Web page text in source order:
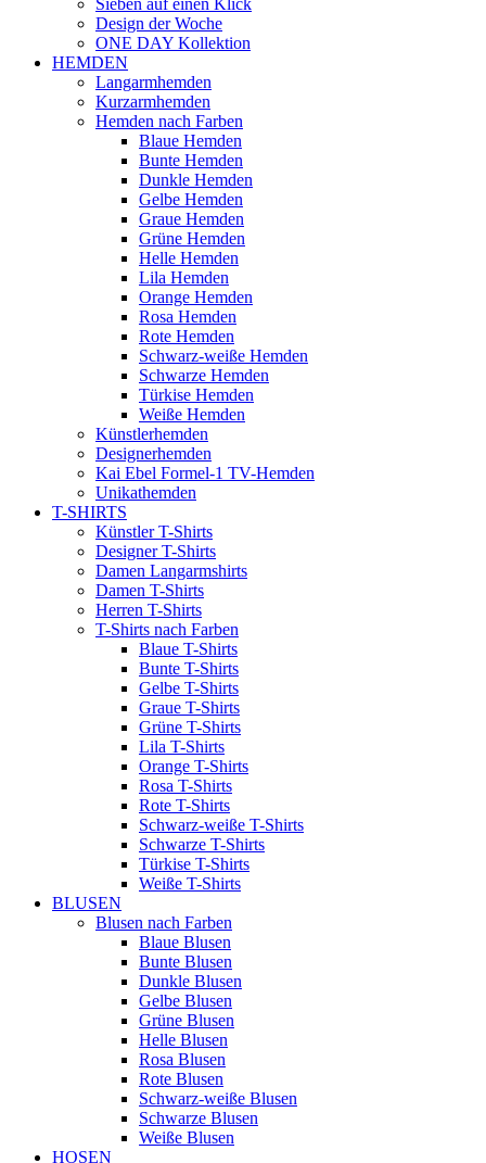
Design der Woche
ONE DAY Kollektion
HEMDEN
Langarmhemden
Kurzarmhemden
Hemden nach Farben
Blaue Hemden
Bunte Hemden
Dunkle Hemden
Gelbe Hemden
Graue Hemden
Grüne Hemden
Helle Hemden
Lila Hemden
Orange Hemden
Rosa Hemden
Rote Hemden
Schwarz-weiße Hemden
Schwarze Hemden
Türkise Hemden
Weiße Hemden
Künstlerhemden
Designerhemden
Kai Ebel Formel-1 TV-Hemden
Unikathemden
T-SHIRTS
Künstler T-Shirts
Designer T-Shirts
Damen Langarmshirts
Damen T-Shirts
Herren T-Shirts
T-Shirts nach Farben
Blaue T-Shirts
Bunte T-Shirts
Gelbe T-Shirts
Graue T-Shirts
Grüne T-Shirts
Lila T-Shirts
Orange T-Shirts
Rosa T-Shirts
Rote T-Shirts
Schwarz-weiße T-Shirts
Schwarze T-Shirts
Türkise T-Shirts
Weiße T-Shirts
BLUSEN
Blusen nach Farben
Blaue Blusen
Bunte Blusen
Dunkle Blusen
Gelbe Blusen
Grüne Blusen
Helle Blusen
Rosa Blusen
Rote Blusen
Schwarz-weiße Blusen
Schwarze Blusen
Weiße Blusen
HOSEN